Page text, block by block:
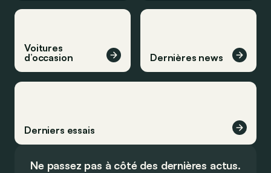
Voitures
d’occasion
Dernières news
Derniers essais
Ne passez pas à côté des dernières actus.